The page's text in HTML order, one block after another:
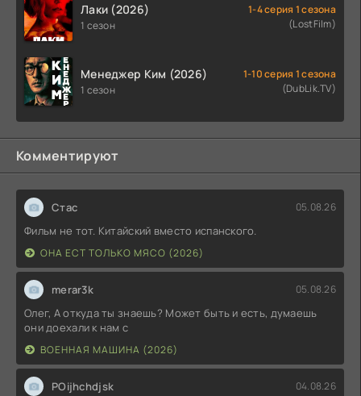
Лаки (2026)
1 сезон
1-4 серия 1 сезона
(LostFilm)
Менеджер Ким (2026)
1 сезон
1-10 серия 1 сезона
(DubLik.TV)
Комментируют
Стас 05.08.26
Фильм не тот. Китайский вместо испанского.
ОНА ЕСТ ТОЛЬКО МЯСО (2026)
merar3k 05.08.26
Олег, А откуда ты знаешь? Может быть и есть, думаешь
они доехали к нам с
ВОЕННАЯ МАШИНА (2026)
POijhchdjsk 04.08.26